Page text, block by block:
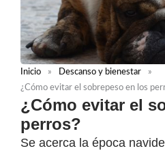
Inicio » Descanso y bienestar
»
¿Cómo evitar el sobrepeso en los
¿Cómo evitar el
perros?
Se acerca la época